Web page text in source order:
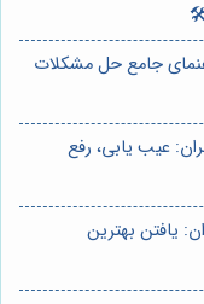
🛠️
جامع حل مشکلات
عیب یابی، رفع
یافتن بهترین